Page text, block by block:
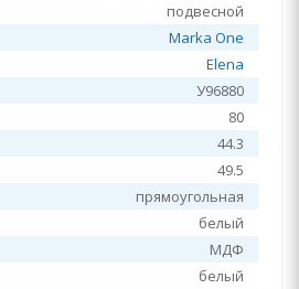
подвесной
Marka One
Elena
У96880
80
44.3
49.5
прямоугольная
белый
МДФ
белый